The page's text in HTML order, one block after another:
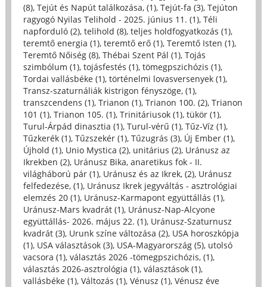
(8), Tejút és Napút találkozása, (1), Tejút-fa (3), Tejúton
ragyogó Nyilas Telihold - 2025. június 11. (1), Téli
napforduló (2), telihold (8), teljes holdfogyatkozás (1),
teremtő energia (1), teremtő erő (1), Teremtő Isten (1),
Teremtő Nőiség (8), Thébai Szent Pál (1), Tojás
szimbólum (1), tojásfestés (1), tömegpszichózis (1),
Tordai vallásbéke (1), történelmi lovasversenyek (1),
Transz-szaturnáliák kistrigon fényszöge, (1),
transzcendens (1), Trianon (1), Trianon 100. (2), Trianon
101 (1), Trianon 105. (1), Trinitáriusok (1), tükör (1),
Turul-Árpád dinasztia (1), Turul-vérű (1), Tűz-Víz (1),
Tűzkerék (1), Tűzszekér (1), Tűzugrás (3), Új Ember (1),
Újhold (1), Unio Mystica (2), unitárius (2), Uránusz az
Ikrekben (2), Uránusz Bika, anaretikus fok - II.
világháború pár (1), Uránusz és az Ikrek, (2), Uránusz
felfedezése, (1), Uránusz Ikrek jegyváltás - asztrológiai
elemzés 20 (1), Uránusz-Karmapont együttállás (1),
Uránusz-Mars kvadrát (1), Uránusz-Nap-Alcyone
együttállás- 2026. május 22. (1), Uránusz-Szaturnusz
kvadrát (3), Urunk színe változása (2), USA horoszkópja
(1), USA választások (3), USA-Magyarország (5), utolsó
vacsora (1), választás 2026 -tömegpszichózis, (1),
választás 2026-asztrológia (1), választások (1),
vallásbéke (1), Változás (1), Vénusz (1), Vénusz éve